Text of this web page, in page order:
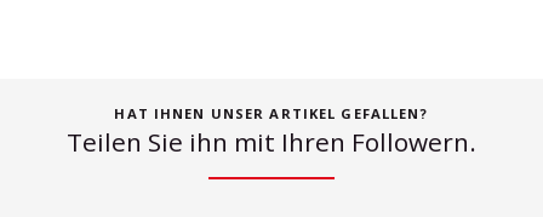
HAT IHNEN UNSER ARTIKEL GEFALLEN?
Teilen Sie ihn mit Ihren Followern.